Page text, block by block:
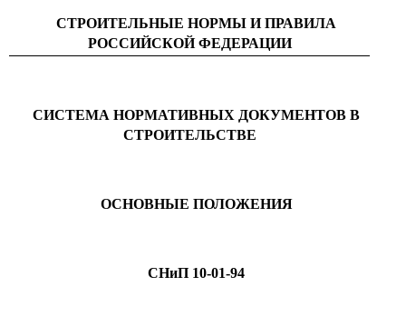
СТРОИТЕЛЬНЫЕ НОРМЫ И ПРАВИЛА
РОССИЙСКОЙ ФЕДЕРАЦИИ
СИСТЕМА НОРМАТИВНЫХ ДОКУМЕНТОВ В
СТРОИТЕЛЬСТВЕ
ОСНОВНЫЕ ПОЛОЖЕНИЯ
СНиП 10-01-94